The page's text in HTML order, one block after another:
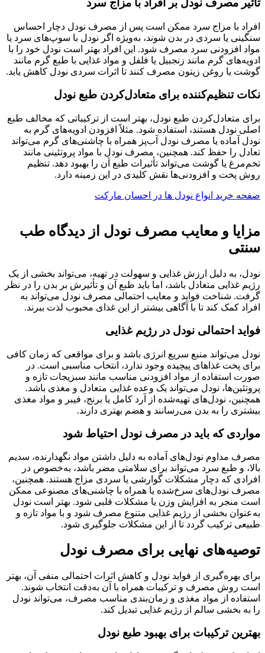
تأثیر مصرف نودل بر افراد با مزاج سرد
افراد با مزاج سرد ممکن است پس از مصرف نودل دچار احساس
سنگینی یا سردی در بدن شوند، به‌ویژه اگر نودل با سوپ‌های سرد یا
مواد افزودنی سرد مصرف شود. این افراد بهتر است نودل خود را با
ادویه‌های گرم مانند زنجبیل یا فلفل و مواد غذایی با طبع گرم مانند
گوشت یا روغن زیتون مصرف کنند تا اثرات سردی نودل کاهش یابد.
نکات تنظیم‌کننده برای متعادل‌کردن طبع نودل
برای متعادل‌کردن طبع نودل، بهتر است از ترکیباتی که مخالف طبع
اصلی نودل هستند، استفاده شود. مثلاً افزودن ادویه‌های گرم به
نودل آماده یا مصرف نودل آب‌پز همراه با چاشنی‌های گرم می‌تواند
تعادل را حفظ کند. همچنین، مصرف نودل با مواد پروتئینی مانند
تخم‌مرغ یا گوشت می‌تواند تأثیرات طبع آن را بهبود دهد. تنظیم
روش پخت و افزودنی‌ها نقش کلیدی در این زمینه دارد.
صفحه خرید انواع نودل ها در احسان مارکت
مزایا و معایب مصرف نودل از دیدگاه طب
سنتی
نودل، به دلیل ارزش غذایی و سهولت در تهیه، می‌تواند بخشی از یک
رژیم غذایی متعادل باشد، اما باید طبع آن و تأثیرش بر بدن را در نظر
گرفت. شناخت فواید و معایب احتمالی مصرف نودل می‌تواند به
افراد کمک کند تا با آگاهی بیشتر از این غذای محبوب لذت ببرند.
فواید احتمالی نودل در رژیم غذایی
نودل می‌تواند منبع سریع انرژی باشد و برای مواقعی که زمان کافی
برای پخت غذاهای پیچیده وجود ندارد، انتخاب مناسبی است. در
صورت استفاده از مواد افزودنی مناسب مانند سبزیجات تازه و
پروتئین‌ها، نودل می‌تواند یک وعده غذایی متعادل و مغذی باشد.
همچنین، نودل‌های تهیه‌شده از آرد کامل یا برنج، فیبر و مواد مغذی
بیشتری را به بدن می‌رسانند و هضم بهتری دارند.
مواردی که باید در مصرف نودل احتیاط شود
مصرف مداوم نودل‌های آماده به دلیل داشتن مواد نگهدارنده، سدیم
بالا، و طبع سرد می‌تواند برای سلامتی مضر باشد، به‌خصوص در
افرادی که دچار مشکلات گوارشی یا سردی مزاج هستند. همچنین،
مصرف نودل‌های سرخ‌شده یا همراه با چاشنی‌های مصنوعی ممکن
است منجر به افزایش وزن یا مشکلات قلبی شود. بهتر است نودل
به‌عنوان بخشی از رژیم غذایی متنوع مصرف شود و با مواد تازه و
طبیعی ترکیب گردد تا از این مشکلات جلوگیری شود.
توصیه‌های نهایی برای مصرف نودل
برای بهره‌گیری از فواید نودل و کاهش اثرات احتمالی منفی آن، بهتر
است روش مصرف و ترکیبات همراه با آن به‌دقت انتخاب شوند.
استفاده از مواد مغذی و زمان‌بندی مناسب مصرف، می‌تواند نودل
را به بخشی سالم از رژیم غذایی تبدیل کند.
بهترین ترکیبات برای بهبود طبع نودل